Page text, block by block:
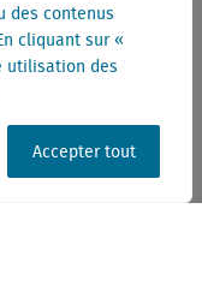
des contenus
cliquant sur «
utilisation des
Accepter tout
de taille moyenne
en Belgique ?